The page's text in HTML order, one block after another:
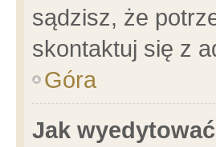
sądzisz, że
skontaktuj się z
Góra
Jak